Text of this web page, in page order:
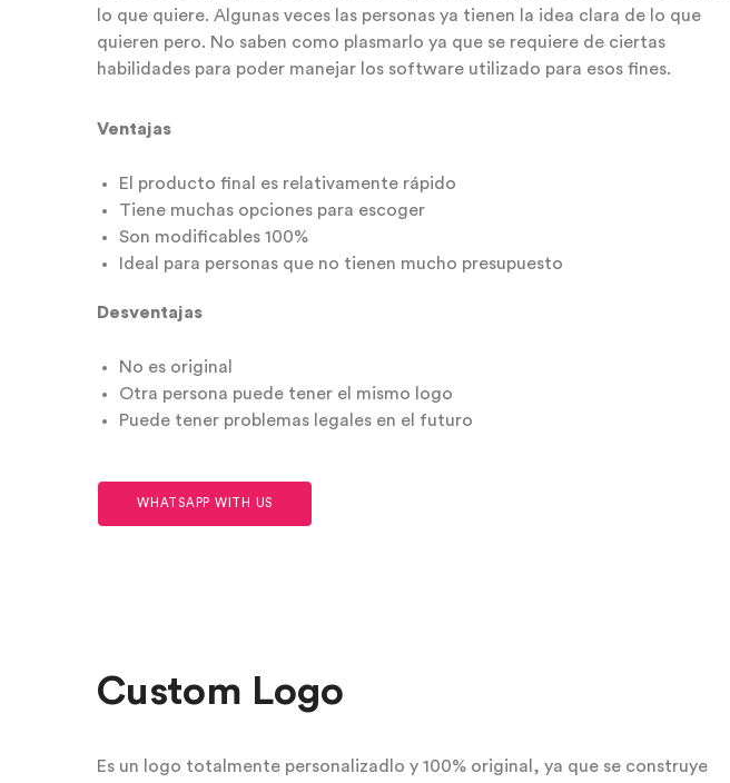
lo que quiere. Algunas veces las personas ya tienen la idea clara de lo que
quieren pero. No saben como plasmarlo ya que se requiere de ciertas
habilidades para poder manejar los software utilizado para esos fines.
Ventajas
El producto final es relativamente rápido
Tiene muchas opciones para escoger
Son modificables 100%
Ideal para personas que no tienen mucho presupuesto
Desventajas
No es original
Otra persona puede tener el mismo logo
Puede tener problemas legales en el futuro
WHATSAPP WITH US
Custom Logo
Es un logo totalmente personalizadlo y 100% original, ya que se construye